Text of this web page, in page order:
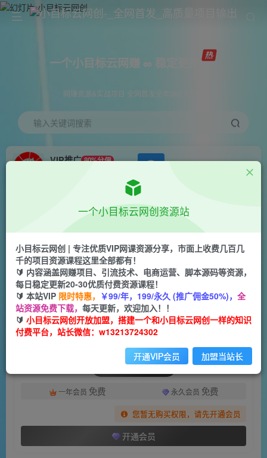
一个小目标云网赚 ∞ 稳定更新
网赚资源&实战项目 全网首发全年365天更新
输入关键词搜索
VIP推广 80%分佣
会员专属 正文
（6569期）爆款短视频致胜招法，学会一招，瞬
间起飞，卷王出征，寸草不生
一个小目标云网创
2年前发布
关注 私信
1833 74
此内容为付费阅读，请付费后查看
会员专属资源
一年会员 免费 永久会员 免费
您暂无购买权限，请先开通会员
开通会员
付费阅读
一个小目标云网创资源站
小目标云网创 | 专注优质VIP网课资源分享，市面上收费几百几
千的项目资源课程这里全部都有！
🔰 内容涵盖网赚项目、引流技术、电商运营、脚本源码等资源，
每日稳定更新20-30优质付费资源课程！
🔰 本站VIP 限时特惠， ￥99/年，199/永久 (推广佣金50%)， 全
站资源免费下载， 每天更新，欢迎加入！！
🔰 小目标云网创开放加盟，搭建一个和小目标云网创一样的知识
付费平台，站长微信：w13213724302
开通VIP会员 加盟当站长